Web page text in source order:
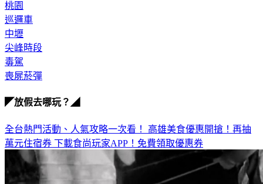
桃園
巡邏車
中壢
尖峰時段
毒駕
喪屍菸彈
◤放假去哪玩？◢
全台熱門活動、人氣攻略一次看！ 高雄美食優惠開搶！再抽
萬元住宿券 下載食尚玩家APP！免費領取優惠券